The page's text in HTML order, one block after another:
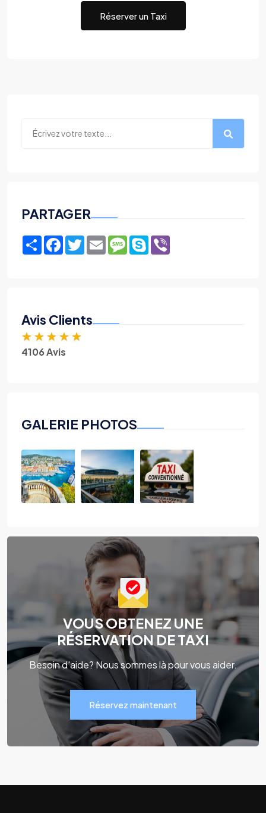
Réserver un Taxi
PARTAGER
ShareFacebook
TwitterEmailMessage
Skype
Avis Clients
★ ★ ★ ★ ★
4106 Avis
GALERIE PHOTOS
VOUS OBTENEZ UNE
RÉSERVATION DE TAXI
Besoin d'aide? Nous sommes là pour vous aider.
Réservez maintenant